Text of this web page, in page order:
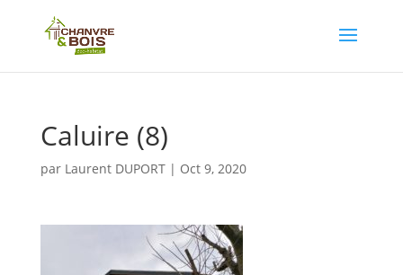
Caluire (8)
par Laurent DUPORT| Oct 9, 2020